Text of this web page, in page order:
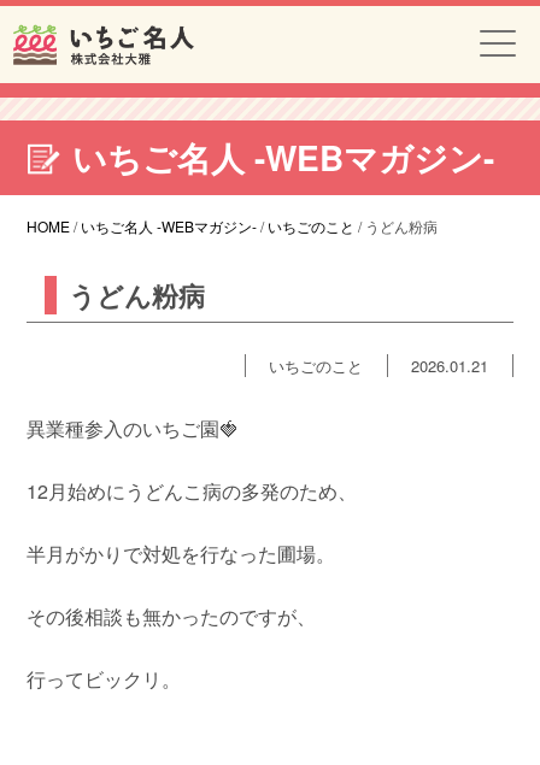
いちご名人 -WEBマガジン-
HOME/いちご名人 -WEBマガジン-/いちごのこと / うどん粉病
うどん粉病
いちごのこと 2026.01.21
異業種参入のいちご園🍓
12月始めにうどんこ病の多発のため、
半月がかりで対処を行なった圃場。
その後相談も無かったのですが、
行ってビックリ。